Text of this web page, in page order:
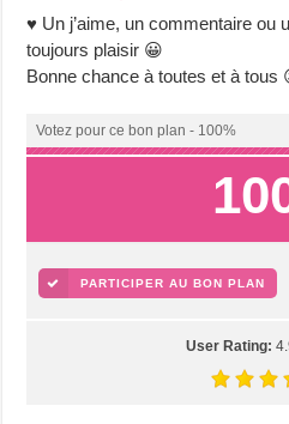
♥ Un j’aime, un commentaire ou
toujours plaisir 😀
Bonne chance à toutes et à tous
Votez pour ce bon plan - 100%
PARTICIPER AU BON PLAN
User Rating: